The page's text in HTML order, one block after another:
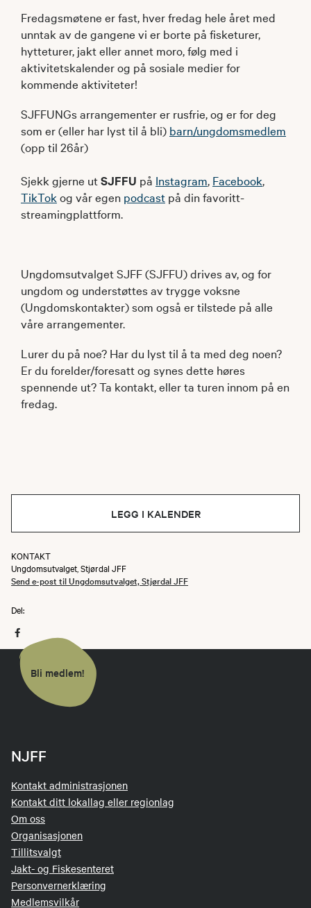
Fredagsmøtene er fast, hver fredag hele året med
unntak av de gangene vi er borte på fisketurer,
hytteturer, jakt eller annet moro, følg med i
aktivitetskalender og på sosiale medier for
kommende aktiviteter!
SJFFUNGs arrangementer er rusfrie, og er for deg
som er (eller har lyst til å bli) barn/ungdomsmedlem
(opp til 26år)
Sjekk gjerne utSJFFU på Instagram, Facebook,
TikTok og vår egen podcast på din favoritt-
streamingplattform.
Ungdomsutvalget SJFF (SJFFU) drives av, og for
ungdom og understøttes av trygge voksne
(Ungdomskontakter) som også er tilstede på alle
våre arrangementer.
Lurer du på noe? Har du lyst til å ta med deg noen?
Er du forelder/foresatt og synes dette høres
spennende ut? Ta kontakt, eller ta turen innom på en
fredag.
LEGG I KALENDER
KONTAKT
Ungdomsutvalget, Stjørdal JFF
Send e-post til Ungdomsutvalget, Stjørdal JFF
Del:
Bli medlem!
NJFF
Kontakt administrasjonen
Kontakt ditt lokallag eller regionlag
Om oss
Organisasjonen
Tillitsvalgt
Jakt- og Fiskesenteret
Personvernerklæring
Medlemsvilkår